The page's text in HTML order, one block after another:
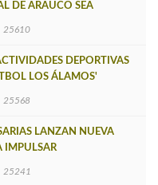
DE ARAUCO SEA
25610
DEPORTIVAS
LOS ÁLAMOS'
25568
LANZAN NUEVA
IMPULSAR
25241